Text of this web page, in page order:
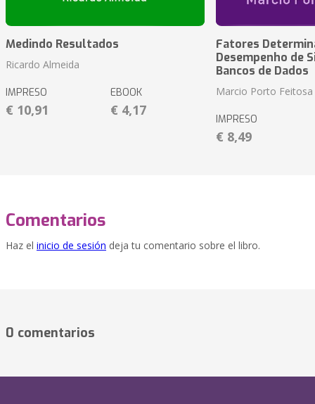
Medindo Resultados
Ricardo Almeida
IMPRESO
€ 10,91
EBOOK
€ 4,17
Fatores
Desempenho de
Bancos de Dados
Marcio Porto Feitosa
IMPRESO
€ 8,49
Comentarios
Haz el inicio de sesión deja tu comentario sobre el libro.
0 comentarios